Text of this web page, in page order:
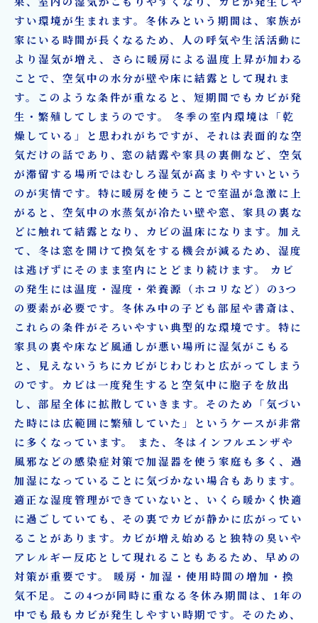
すい環境が生まれます。冬休みという期間は、家族が
家にいる時間が長くなるため、人の呼気や生活活動に
より湿気が増え、さらに暖房による温度上昇が加わる
ことで、空気中の水分が壁や床に結露として現れま
す。このような条件が重なると、短期間でもカビが発
生・繁殖してしまうのです。 冬季の室内環境は「乾
燥している」と思われがちですが、それは表面的な空
気だけの話であり、窓の結露や家具の裏側など、空気
が滞留する場所ではむしろ湿気が高まりやすいという
のが実情です。特に暖房を使うことで室温が急激に上
がると、空気中の水蒸気が冷たい壁や窓、家具の裏な
どに触れて結露となり、カビの温床になります。加え
て、冬は窓を開けて換気をする機会が減るため、湿度
は逃げずにそのまま室内にとどまり続けます。 カビ
の発生には温度・湿度・栄養源（ホコリなど）の3つ
の要素が必要です。冬休み中の子ども部屋や書斎は、
これらの条件がそろいやすい典型的な環境です。特に
家具の裏や床など風通しが悪い場所に湿気がこもる
と、見えないうちにカビがじわじわと広がってしまう
のです。カビは一度発生すると空気中に胞子を放出
し、部屋全体に拡散していきます。そのため「気づい
た時には広範囲に繁殖していた」というケースが非常
に多くなっています。 また、冬はインフルエンザや
風邪などの感染症対策で加湿器を使う家庭も多く、過
加湿になっていることに気づかない場合もあります。
適正な湿度管理ができていないと、いくら暖かく快適
に過ごしていても、その裏でカビが静かに広がってい
ることがあります。カビが増え始めると独特の臭いや
アレルギー反応として現れることもあるため、早めの
対策が重要です。 暖房・加湿・使用時間の増加・換
気不足。この4つが同時に重なる冬休み期間は、1年の
中でも最もカビが発生しやすい時期です。そのため、